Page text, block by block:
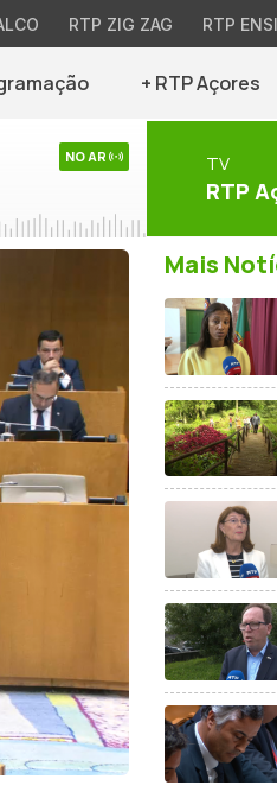
RTP ZIG ZAG RTP
+ RTP Açores
NO AR TV
RTP
Mais